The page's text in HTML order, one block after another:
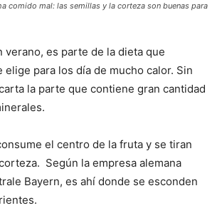
comido mal: las semillas y la corteza son buenas para
verano, es parte de la dieta que
elige para los día de mucho calor. Sin
la parte que contiene gran cantidad
el centro de la fruta y se tiran
Según la empresa alemana
Bayern, es ahí donde se esconden